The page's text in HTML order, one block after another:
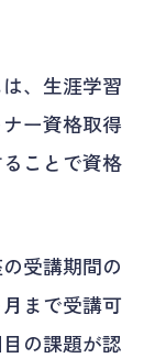
、生涯学習
ー資格取得
ことで資格
受講期間の
まで受講可
の課題が認